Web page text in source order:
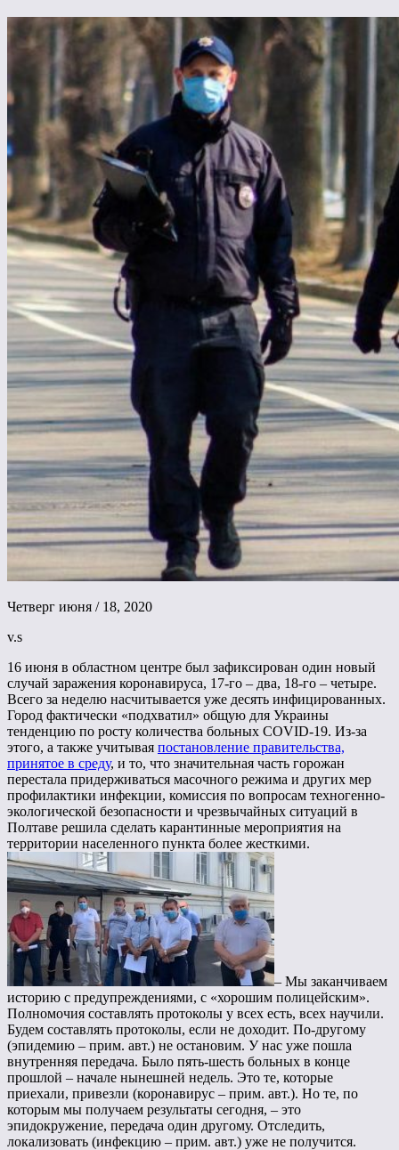
Четверг июня / 18, 2020
v.s
16 июня в областном центре был зафиксирован один новый
случай заражения коронавируса, 17-го – два, 18-го – четыре.
Всего за неделю насчитывается уже десять инфицированных.
Город фактически «подхватил» общую для Украины
тенденцию по росту количества больных COVID-19. Из-за
этого, а также учитывая постановление правительства,
принятое в среду, и то, что значительная часть горожан
перестала придерживаться масочного режима и других мер
профилактики инфекции, комиссия по вопросам техногенно-
экологической безопасности и чрезвычайных ситуаций в
Полтаве решила сделать карантинные мероприятия на
территории населенного пункта более жесткими.
– Мы заканчиваем
историю с предупреждениями, с «хорошим полицейским».
Полномочия составлять протоколы у всех есть, всех научили.
Будем составлять протоколы, если не доходит. По-другому
(эпидемию – прим. авт.) не остановим. У нас уже пошла
внутренняя передача. Было пять-шесть больных в конце
прошлой – начале нынешней недель. Это те, которые
приехали, привезли (коронавирус – прим. авт.). Но те, по
которым мы получаем результаты сегодня, – это
эпидокружение, передача один другому. Отследить,
локализовать (инфекцию – прим. авт.) уже не получится.